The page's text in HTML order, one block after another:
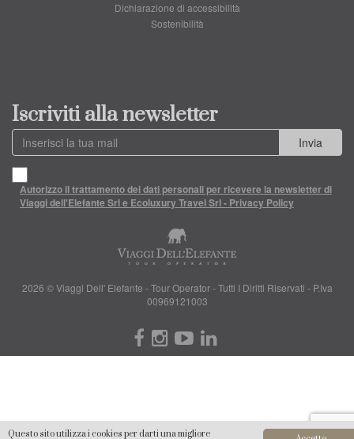
Questo sito utilizza i cookies per darti una migliore
Dichiarazione di accessibilità
Sostenibilità
Iscriviti alla newsletter
Invia
Autorizzo il trattamento dei dati personali per ricevere la newsletter di
Viaggi dell'Elefante Srl e Ecoluxury Travel Srl - Privacy Policy
2026 © Viaggi Dell' Elefante - Tour Operator - Tutti I Diritti Riservati - P.Iva
00969121003